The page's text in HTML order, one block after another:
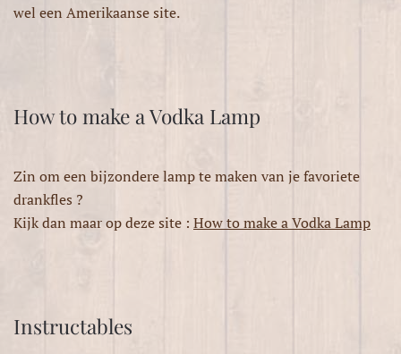
wel een Amerikaanse site.
How to make a Vodka Lamp
Zin om een bijzondere lamp te maken van je favoriete
drankfles ?
Kijk dan maar op deze site : How to make a Vodka Lamp
Instructables